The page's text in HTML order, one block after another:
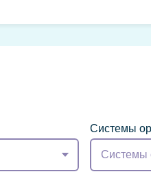
Системы
Системы